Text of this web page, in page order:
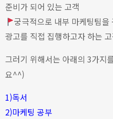
준비가 되어 있는 고객
궁극적으로 내부 마케팅팀
광고를 직접 집행하고자 하는
그러기 위해서는 아래의 3가지
요^^)
1)독서
2)마케팅 공부